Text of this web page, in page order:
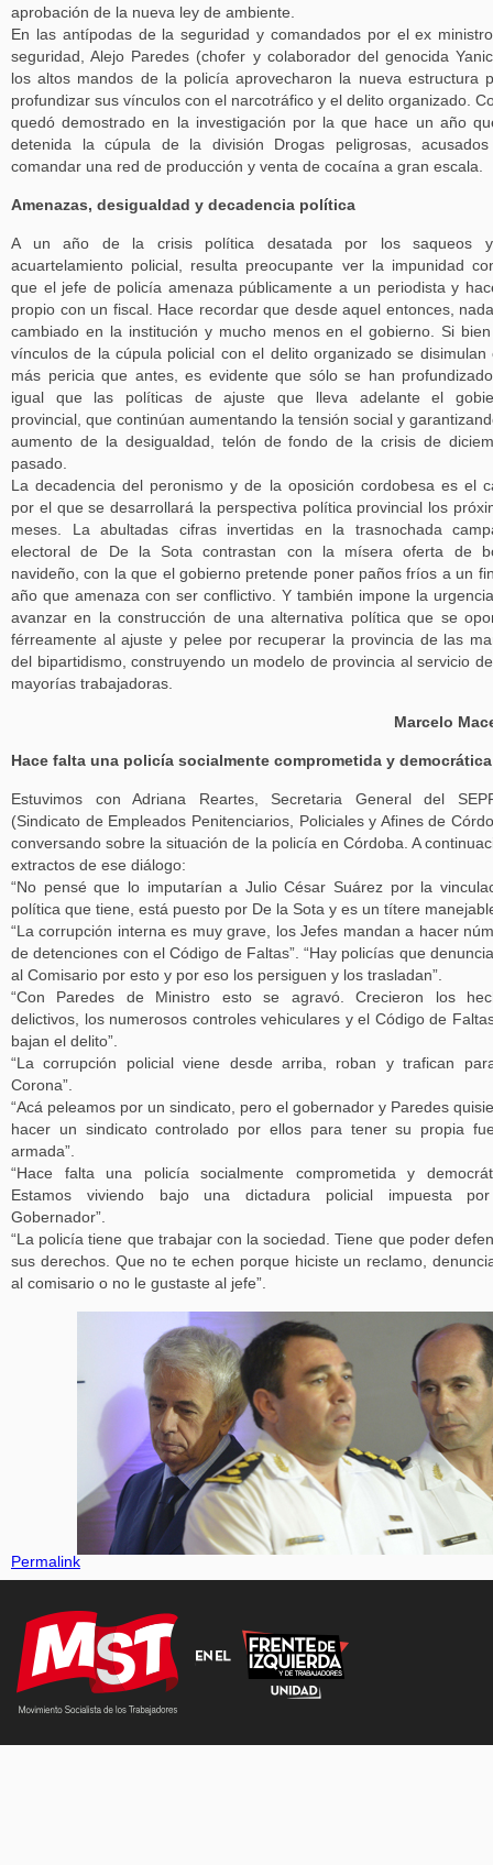
aprobación de la nueva ley de ambiente.
En las antípodas de la seguridad y comandados por el ex
seguridad, Alejo Paredes (chofer y colaborador del genocida
los altos mandos de la policía aprovecharon la nueva estructura
profundizar sus vínculos con el narcotráfico y el delito organizado.
quedó demostrado en la investigación por la que hace un año
detenida la cúpula de la división Drogas peligrosas,
comandar una red de producción y venta de cocaína a gran escala.
Amenazas, desigualdad y decadencia política
A un año de la crisis política desatada por los saqueos
acuartelamiento policial, resulta preocupante ver la impunidad
que el jefe de policía amenaza públicamente a un periodista y
propio con un fiscal. Hace recordar que desde aquel entonces,
cambiado en la institución y mucho menos en el gobierno. Si
vínculos de la cúpula policial con el delito organizado se disimulan
más pericia que antes, es evidente que sólo se han
igual que las políticas de ajuste que lleva adelante el
provincial, que continúan aumentando la tensión social y
aumento de la desigualdad, telón de fondo de la crisis de
pasado.
La decadencia del peronismo y de la oposición cordobesa es el
por el que se desarrollará la perspectiva política provincial los
meses. La abultadas cifras invertidas en la trasnochada
electoral de De la Sota contrastan con la mísera oferta de
navideño, con la que el gobierno pretende poner paños fríos a un
año que amenaza con ser conflictivo. Y también impone la
avanzar en la construcción de una alternativa política que se
férreamente al ajuste y pelee por recuperar la provincia de las
del bipartidismo, construyendo un modelo de provincia al servicio
mayorías trabajadoras.
Marcelo
Hace falta una policía socialmente comprometida y democrática
Estuvimos con Adriana Reartes, Secretaria General del
(Sindicato de Empleados Penitenciarios, Policiales y Afines de
conversando sobre la situación de la policía en Córdoba. A
extractos de ese diálogo:
“No pensé que lo imputarían a Julio César Suárez por la
política que tiene, está puesto por De la Sota y es un títere
“La corrupción interna es muy grave, los Jefes mandan a hacer
de detenciones con el Código de Faltas”. “Hay policías que
al Comisario por esto y por eso los persiguen y los trasladan”.
“Con Paredes de Ministro esto se agravó. Crecieron los
delictivos, los numerosos controles vehiculares y el Código de
bajan el delito”.
“La corrupción policial viene desde arriba, roban y trafican
Corona”.
“Acá peleamos por un sindicato, pero el gobernador y Paredes
hacer un sindicato controlado por ellos para tener su propia
armada”.
“Hace falta una policía socialmente comprometida y
Estamos viviendo bajo una dictadura policial impuesta
Gobernador”.
“La policía tiene que trabajar con la sociedad. Tiene que poder
sus derechos. Que no te echen porque hiciste un reclamo,
al comisario o no le gustaste al jefe”.
Permalink